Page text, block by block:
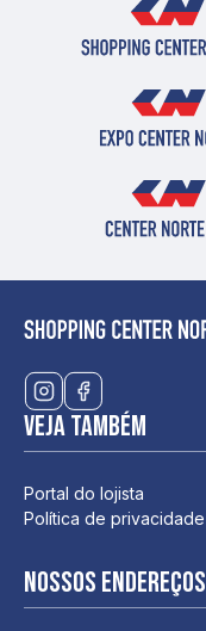
Veja também
Portal do lojista
Política de privacidade
Nossos endereços